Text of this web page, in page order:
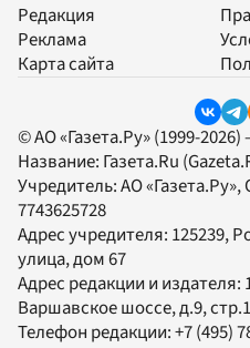
Редакция
Реклама
Карта сайта
© АО «Газета.Ру» (1999-
Название: Газета.Ru
Учредитель:АО «Газета.Ру»,
7743625728
Адрес учредителя: 125239,
улица, дом 67
Адрес редакции и издателя:
Варшавское шоссе, д.9, стр.1
Телефон редакции:+7 (495)